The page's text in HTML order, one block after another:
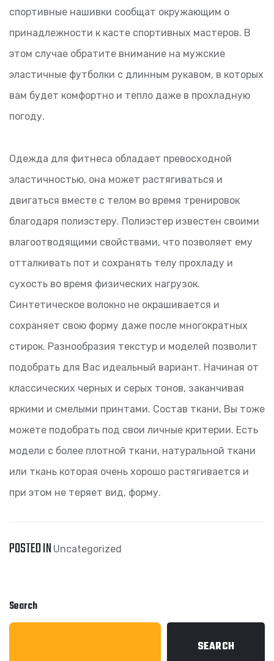
спортивные нашивки сообщат окружающим о
принадлежности к касте спортивных мастеров. В
этом случае обратите внимание на мужские
эластичные футболки с длинным рукавом, в которых
вам будет комфортно и тепло даже в прохладную
погоду.
Одежда для фитнеса обладает превосходной
эластичностью, она может растягиваться и
двигаться вместе с телом во время тренировок
благодаря полиэстеру. Полиэстер известен своими
влагоотводящими свойствами, что позволяет ему
отталкивать пот и сохранять телу прохладу и
сухость во время физических нагрузок.
Синтетическое волокно не окрашивается и
сохраняет свою форму даже после многократных
стирок. Разнообразия текстур и моделей позволит
подобрать для Вас идеальный вариант. Начиная от
классических черных и серых тонов, заканчивая
яркими и смелыми принтами. Состав ткани, Вы тоже
можете подобрать под свои личные критерии. Есть
модели с более плотной ткани, натуральной ткани
или ткань которая очень хорошо растягивается и
при этом не теряет вид, форму.
POSTED IN Uncategorized
Search
SEARCH